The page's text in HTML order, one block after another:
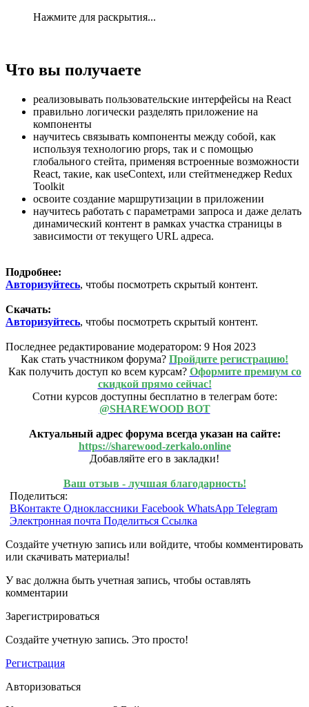
Нажмите для раскрытия...
Что вы получаете​
реализовывать пользовательские интерфейсы на React
правильно логически разделять приложение на
компоненты
научитесь связывать компоненты между собой, как
используя технологию props, так и с помощью
глобального стейта, применяя встроенные возможности
React, такие, как useContext, или стейтменеджер Redux
Toolkit
освоите создание маршрутизации в приложении
научитесь работать с параметрами запроса и даже делать
динамический контент в рамках участка страницы в
зависимости от текущего URL адреса.
Подробнее:
Авторизуйтесь, чтобы посмотреть скрытый контент.
Скачать:
Авторизуйтесь, чтобы посмотреть скрытый контент.
Последнее редактирование модератором: 9 Ноя 2023
Как стать участником форума? Пройдите регистрацию!
Как получить доступ ко всем курсам? Оформите премиум со
скидкой прямо сейчас!
Сотни курсов доступны бесплатно в телеграм боте:
@SHAREWOOD BOT
Актуальный адрес форума всегда указан на сайте:
https://sharewood-zerkalo.online
Добавляйте его в закладки!
Ваш отзыв - лучшая благодарность!
Поделиться:
ВКонтакте Одноклассники Facebook WhatsApp Telegram
Электронная почта Поделиться Ссылка
Создайте учетную запись или войдите, чтобы комментировать
или скачивать материалы!
У вас должна быть учетная запись, чтобы оставлять
комментарии
Зарегистрироваться
Создайте учетную запись. Это просто!
Регистрация
Авторизоваться